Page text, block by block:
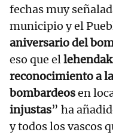
fechas muy
municipio y el
aniversario del
eso que el
reconocimiento a
bombardeosen
injustas” ha
y todos los vascos